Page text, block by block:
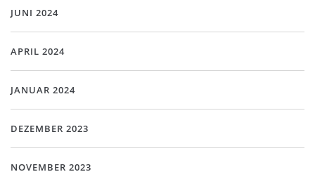
JUNI 2024
APRIL 2024
JANUAR 2024
DEZEMBER 2023
NOVEMBER 2023